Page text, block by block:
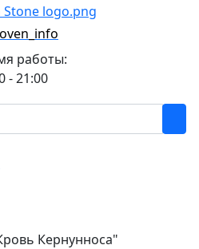
работы:
- 21:00
Кернунноса"